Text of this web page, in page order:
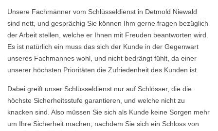
Unsere Fachmänner vom Schlüsseldienst in Detmold Niewald
sind nett, und gesprächig Sie können Ihm gerne fragen bezüglich
der Arbeit stellen, welche er Ihnen mit Freuden beantworten wird.
Es ist natürlich ein muss das sich der Kunde in der Gegenwart
unseres Fachmannes wohl, und nicht bedrängt fühlt, da einer
unserer höchsten Prioritäten die Zufriedenheit des Kunden ist.
Dabei greift unser Schlüsseldienst nur auf Schlösser, die die
höchste Sicherheitsstufe garantieren, und welche nicht zu
knacken sind. Also müssen Sie sich als Kunde keine Sorgen mehr
um Ihre Sicherheit machen, nachdem Sie sich ein Schloss von